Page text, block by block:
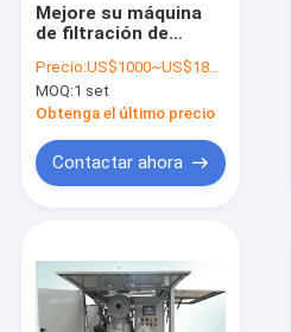
Productos
Sobre nosotros
Mejore su máquina
de filtración de
mantenimiento de
transformadores
con capacitación
de humedad en línea
Precio:US$1000~US$18000
MOQ:1 set
Obtenga el último precio
Contactar ahora